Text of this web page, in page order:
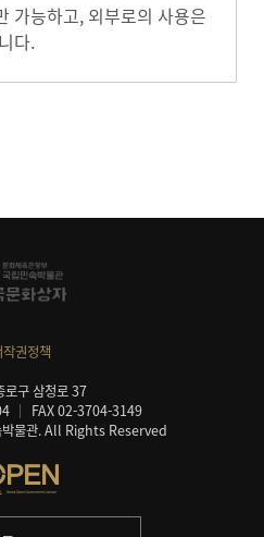
가능하고, 외부로의 사용은
다.
권정책
로구 삼청로 37
FAX 02-3704-3149
물관. All Rights Reserved